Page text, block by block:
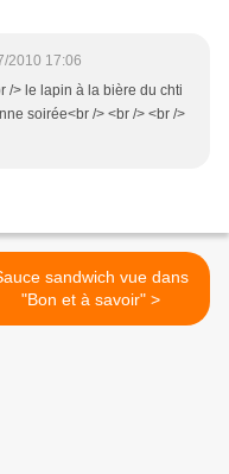
2010 17:06
/> le lapin à la bière du chti
soirée<br /> <br /> <br />
sandwich vue dans
"Bon et à savoir" >